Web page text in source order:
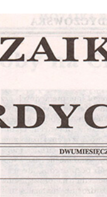
(18)
znanych ludzi
(14)
sąsiadów (9)